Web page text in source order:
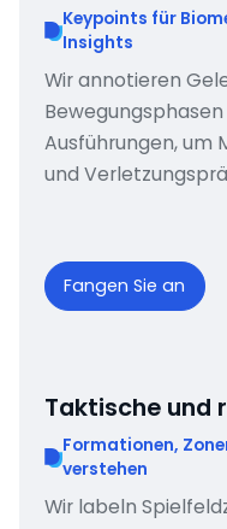
Keypoints für
Insights
Wir annotieren
Ausführungen, um
und
Fangen Sie an
Taktische und
Formationen,
verstehen
Wir labeln